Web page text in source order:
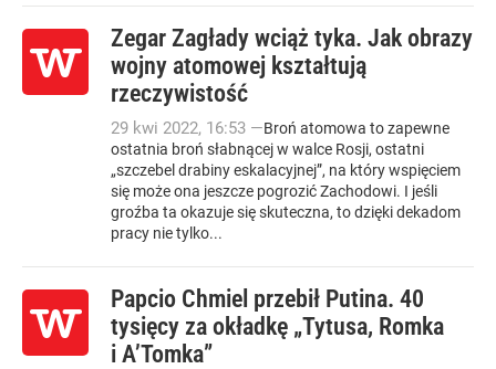
Zegar Zagłady wciąż tyka. Jak obrazy
wojny atomowej kształtują
rzeczywistość
29 kwi 2022, 16:53 —Broń atomowa to zapewne
ostatnia broń słabnącej w walce Rosji, ostatni
„szczebel drabiny eskalacyjnej”, na który wspięciem
się może ona jeszcze pogrozić Zachodowi. I jeśli
groźba ta okazuje się skuteczna, to dzięki dekadom
pracy nie tylko...
Papcio Chmiel przebił Putina. 40
tysięcy za okładkę „Tytusa, Romka
i A’Tomka”